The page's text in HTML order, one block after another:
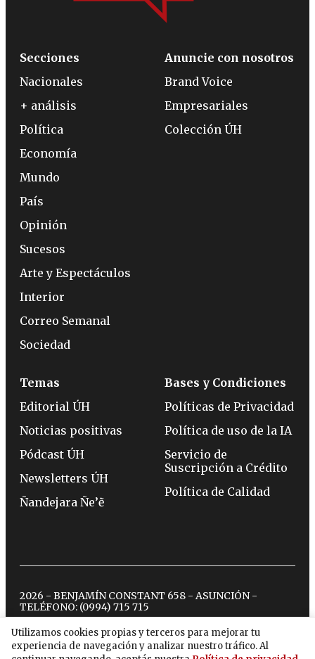
Utilizamos cookies propias y terceros para mejorar tu
experiencia de navegación y analizar nuestro tráfico. Al
Secciones
Nacionales
+ análisis
Política
Economía
Mundo
País
Opinión
Sucesos
Arte y Espectáculos
Interior
Correo Semanal
Sociedad
Anuncie con nosotros
Brand Voice
Empresariales
Colección ÚH
Temas
Editorial ÚH
Noticias positivas
Pódcast ÚH
Newsletters ÚH
Ñandejara Ñe’ẽ
Bases y Condiciones
Políticas de Privacidad
Política de uso de la IA
Servicio de
Suscripción a Crédito
Política de Calidad
2026 - BENJAMÍN CONSTANT 658 - ASUNCIÓN -
TELÉFONO: (0994) 715 715
twitterinstagram
facebook
tiktokyoutubespotify